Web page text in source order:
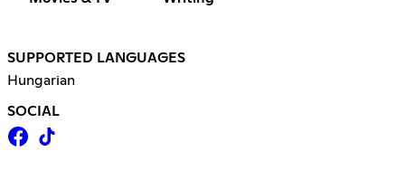
SUPPORTED LANGUAGES
Hungarian
SOCIAL